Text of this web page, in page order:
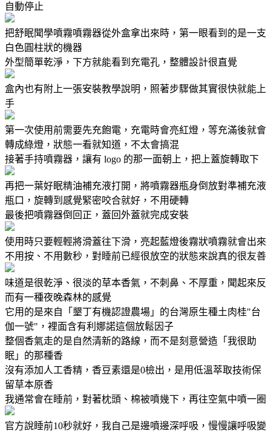
自動停止
把舒眠聞學噴霧噴霧器從外盒拿出來時，第一眼看到的是一支
白色圓柱狀的機器
外型簡單乾淨，下方就能看到充電孔，整體設計很直覺
盒內也有附上一張安裝教學說明，照著步驟做其實很快就能上
手
第一次使用前需要先充飽電，充電時會亮紅燈，等充滿後就會
轉成綠燈，狀態一看就知道，不太會搞混
接著手持噴霧器，讓有 logo 的那一面朝上，把上蓋旋轉取下
再把一葉好眠精油補充液打開，將噴霧器瓶身倒放對準補充液
瓶口，旋轉到感覺緊密咬合就好，不用硬轉
最後把噴霧器倒回正，蓋回外蓋就完成安裝
使用時只要輕輕將滑蓋往下滑，亮起藍燈後霧狀噴霧就會出來
不用按、不用數秒，對睡前已經很放空的狀態來說真的很友善
味道是很乾淨、很淡的草本香氣，不刺鼻、不厚重，聞起來反
而有一種夜晚森林的感覺
它用的是來自「墾丁有機認證農場」的台灣原生種土肉桂"台
伽一號"，裡面含有利娜諾這個放鬆因子
整個香氣走的是自然清新的路線，而不是刻意營造「我很助
眠」的那種香
沒有添加人工香精，香豆素還是0檢出，是用低溫萃取技術保
留草本原香
我通常會在睡前，對著枕頭、棉被噴幾下，再往空氣中噴一圈
官方說睡前10秒就好，我自己是邊噴邊深呼吸，慢慢讓呼吸變